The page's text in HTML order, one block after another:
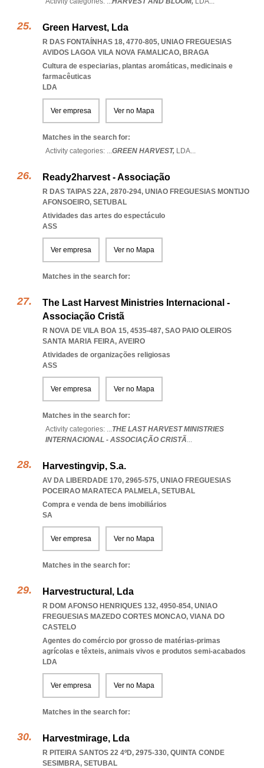
Green Harvest, Lda
R DAS FONTAÍNHAS 18, 4770-805, UNIAO FREGUESIAS
AVIDOS LAGOA VILA NOVA FAMALICAO, BRAGA
Cultura de especiarias, plantas aromáticas, medicinais e
farmacêuticas
LDA
Ver empresa Ver no Mapa
Matches in the search for:
Activity categories: ...GREEN HARVEST, LDA...
Ready2harvest - Associação
R DAS TAIPAS 22A, 2870-294, UNIAO FREGUESIAS MONTIJO
AFONSOEIRO, SETUBAL
Atividades das artes do espectáculo
ASS
Ver empresa Ver no Mapa
Matches in the search for:
The Last Harvest Ministries Internacional -
Associação Cristã
R NOVA DE VILA BOA 15, 4535-487, SAO PAIO OLEIROS
SANTA MARIA FEIRA, AVEIRO
Atividades de organizações religiosas
ASS
Ver empresa Ver no Mapa
Matches in the search for:
Activity categories: ...THE LAST HARVEST MINISTRIES
INTERNACIONAL - ASSOCIAÇÃO CRISTÃ...
Harvestingvip, S.a.
AV DA LIBERDADE 170, 2965-575, UNIAO FREGUESIAS
POCEIRAO MARATECA PALMELA, SETUBAL
Compra e venda de bens imobiliários
SA
Ver empresa Ver no Mapa
Matches in the search for:
Harvestructural, Lda
R DOM AFONSO HENRIQUES 132, 4950-854, UNIAO
FREGUESIAS MAZEDO CORTES MONCAO, VIANA DO
CASTELO
Agentes do comércio por grosso de matérias-primas
agrícolas e têxteis, animais vivos e produtos semi-acabados
LDA
Ver empresa Ver no Mapa
Matches in the search for:
Harvestmirage, Lda
R PITEIRA SANTOS 22 4ºD, 2975-330, QUINTA CONDE
SESIMBRA, SETUBAL